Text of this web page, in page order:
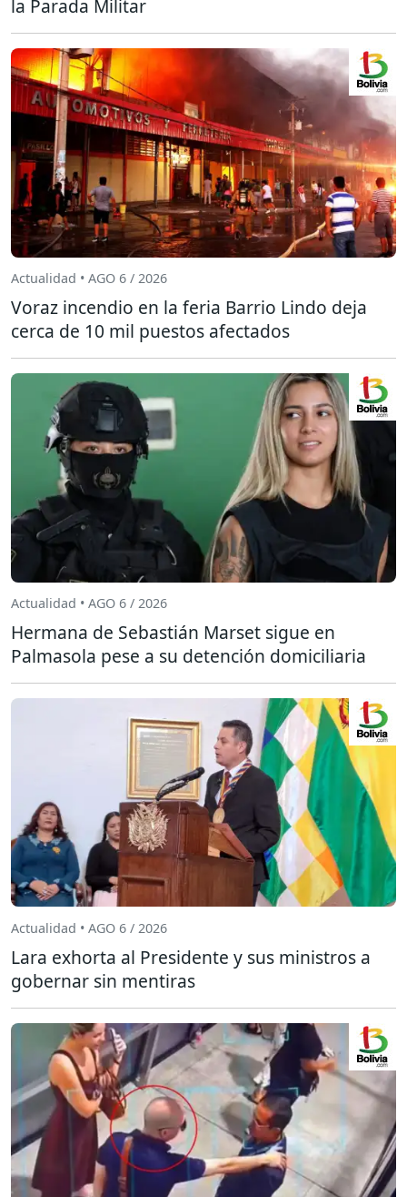
la Parada Militar
Actualidad • AGO 6 / 2026
Voraz incendio en la feria Barrio Lindo deja
cerca de 10 mil puestos afectados
Actualidad • AGO 6 / 2026
Hermana de Sebastián Marset sigue en
Palmasola pese a su detención domiciliaria
Actualidad • AGO 6 / 2026
Lara exhorta al Presidente y sus ministros a
gobernar sin mentiras